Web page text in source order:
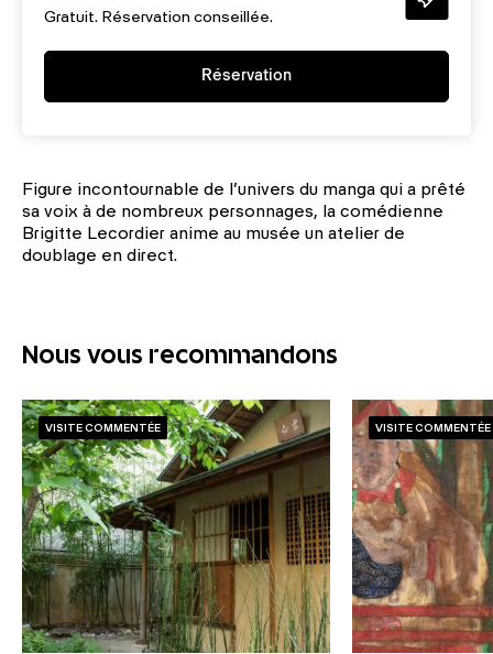
Gratuit. Réservation conseillée.
Réservation
Figure incontournable de l’univers du manga qui a prêté
sa voix à de nombreux personnages, la comédienne
Brigitte Lecordier anime au musée un atelier de
doublage en direct.
Nous vous recommandons
VISITE COMMENTÉE VISITE COMMENTÉE